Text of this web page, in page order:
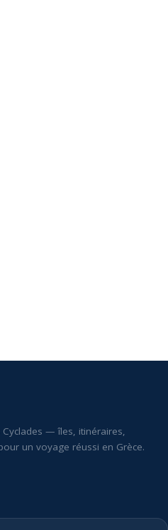
— îles, itinéraires,
un voyage réussi en Grèce.